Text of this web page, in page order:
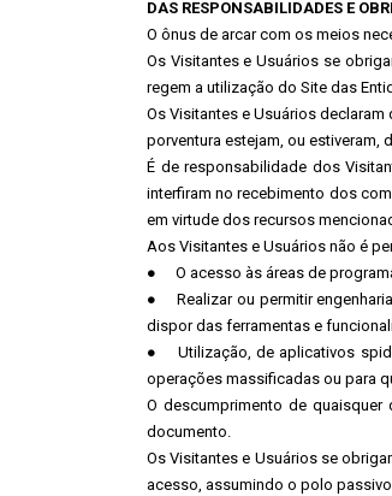
DAS RESPONSABILIDADES E
O ônus de arcar com os meios
Os Visitantes e Usuários se
regem a utilização do Site das
Os Visitantes e Usuários
porventura estejam, ou estiveram,
É de responsabilidade dos
interfiram no recebimento dos
em virtude dos recursos
Aos Visitantes e Usuários não é
●
O acesso às áreas de
●
Realizar ou permitir
dispor das ferramentas e
●
Utilização, de aplicativos
operações massificadas ou para
O descumprimento de
documento.
Os Visitantes e Usuários se
acesso, assumindo o polo